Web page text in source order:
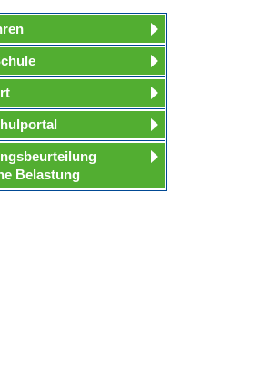
Belastung